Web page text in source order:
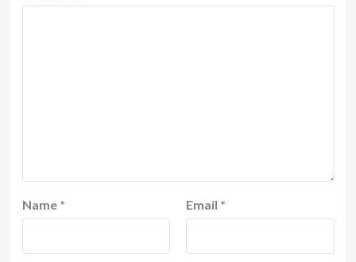
Name * Email *